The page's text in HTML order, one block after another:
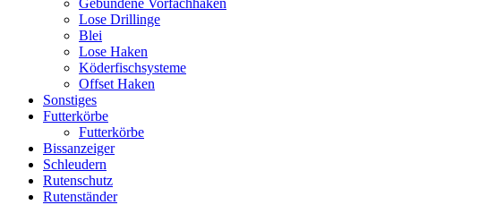
Gebundene Vorfachhaken
Lose Drillinge
Blei
Lose Haken
Köderfischsysteme
Offset Haken
Sonstiges
Futterkörbe
Futterkörbe
Bissanzeiger
Schleudern
Rutenschutz
Rutenständer